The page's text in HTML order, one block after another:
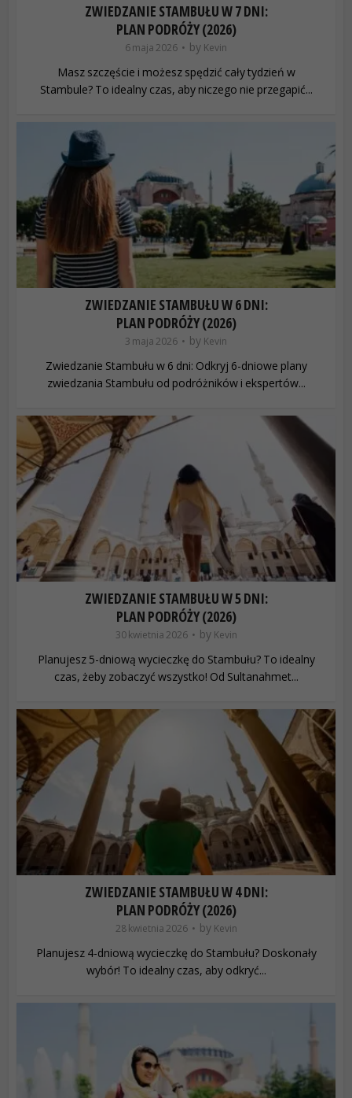
ZWIEDZANIE STAMBUŁU W 7 DNI:
PLAN PODRÓŻY (2026)
6 maja 2026 by Kevin
Masz szczęście i możesz spędzić cały tydzień w
Stambule? To idealny czas, aby niczego nie przegapić...
ZWIEDZANIE STAMBUŁU W 6 DNI:
PLAN PODRÓŻY (2026)
3 maja 2026 by Kevin
Zwiedzanie Stambułu w 6 dni: Odkryj 6-dniowe plany
zwiedzania Stambułu od podróżników i ekspertów...
ZWIEDZANIE STAMBUŁU W 5 DNI:
PLAN PODRÓŻY (2026)
30 kwietnia 2026 by Kevin
Planujesz 5-dniową wycieczkę do Stambułu? To idealny
czas, żeby zobaczyć wszystko! Od Sultanahmet...
ZWIEDZANIE STAMBUŁU W 4 DNI:
PLAN PODRÓŻY (2026)
28 kwietnia 2026 by Kevin
Planujesz 4-dniową wycieczkę do Stambułu? Doskonały
wybór! To idealny czas, aby odkryć...